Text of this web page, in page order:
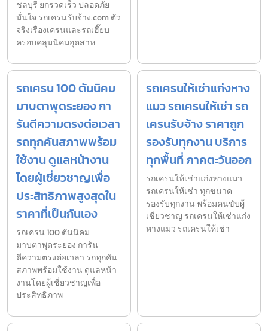
ชลบุรี ยกรวดเร็ว ปลอดภัย
มั่นใจ รถเครนรับจ้าง.com ตัว
จริงเรื่องเครนและรถเฮี๊ยบ
ครอบคลุมนิคมอุตสาห
รถเครน 100 ตันนิคม
มาบตาพุดระยอง กา
รันตีความตรงต่อเวลา
รถทุกคันสภาพพร้อม
ใช้งาน ดูแลหน้างาน
โดยผู้เชี่ยวชาญเพื่อ
ประสิทธิภาพสูงสุดใน
ราคาที่เป็นกันเอง
รถเครน 100 ตันนิคม
มาบตาพุดระยอง การัน
ตีความตรงต่อเวลา รถทุกคัน
สภาพพร้อมใช้งาน ดูแลหน้า
งานโดยผู้เชี่ยวชาญเพื่อ
ประสิทธิภาพ
รถเครนให้เช่าแก่งหาง
แมว รถเครนให้เช่า รถ
เครนรับจ้าง ราคาถูก
รองรับทุกงาน บริการ
ทุกพื้นที่ ภาคตะวันออก
รถเครนให้เช่าแก่งหางแมว
รถเครนให้เช่า ทุกขนาด
รองรับทุกงาน พร้อมคนขับผู้
เชี่ยวชาญ รถเครนให้เช่าแก่ง
หางแมว รถเครนให้เช่า